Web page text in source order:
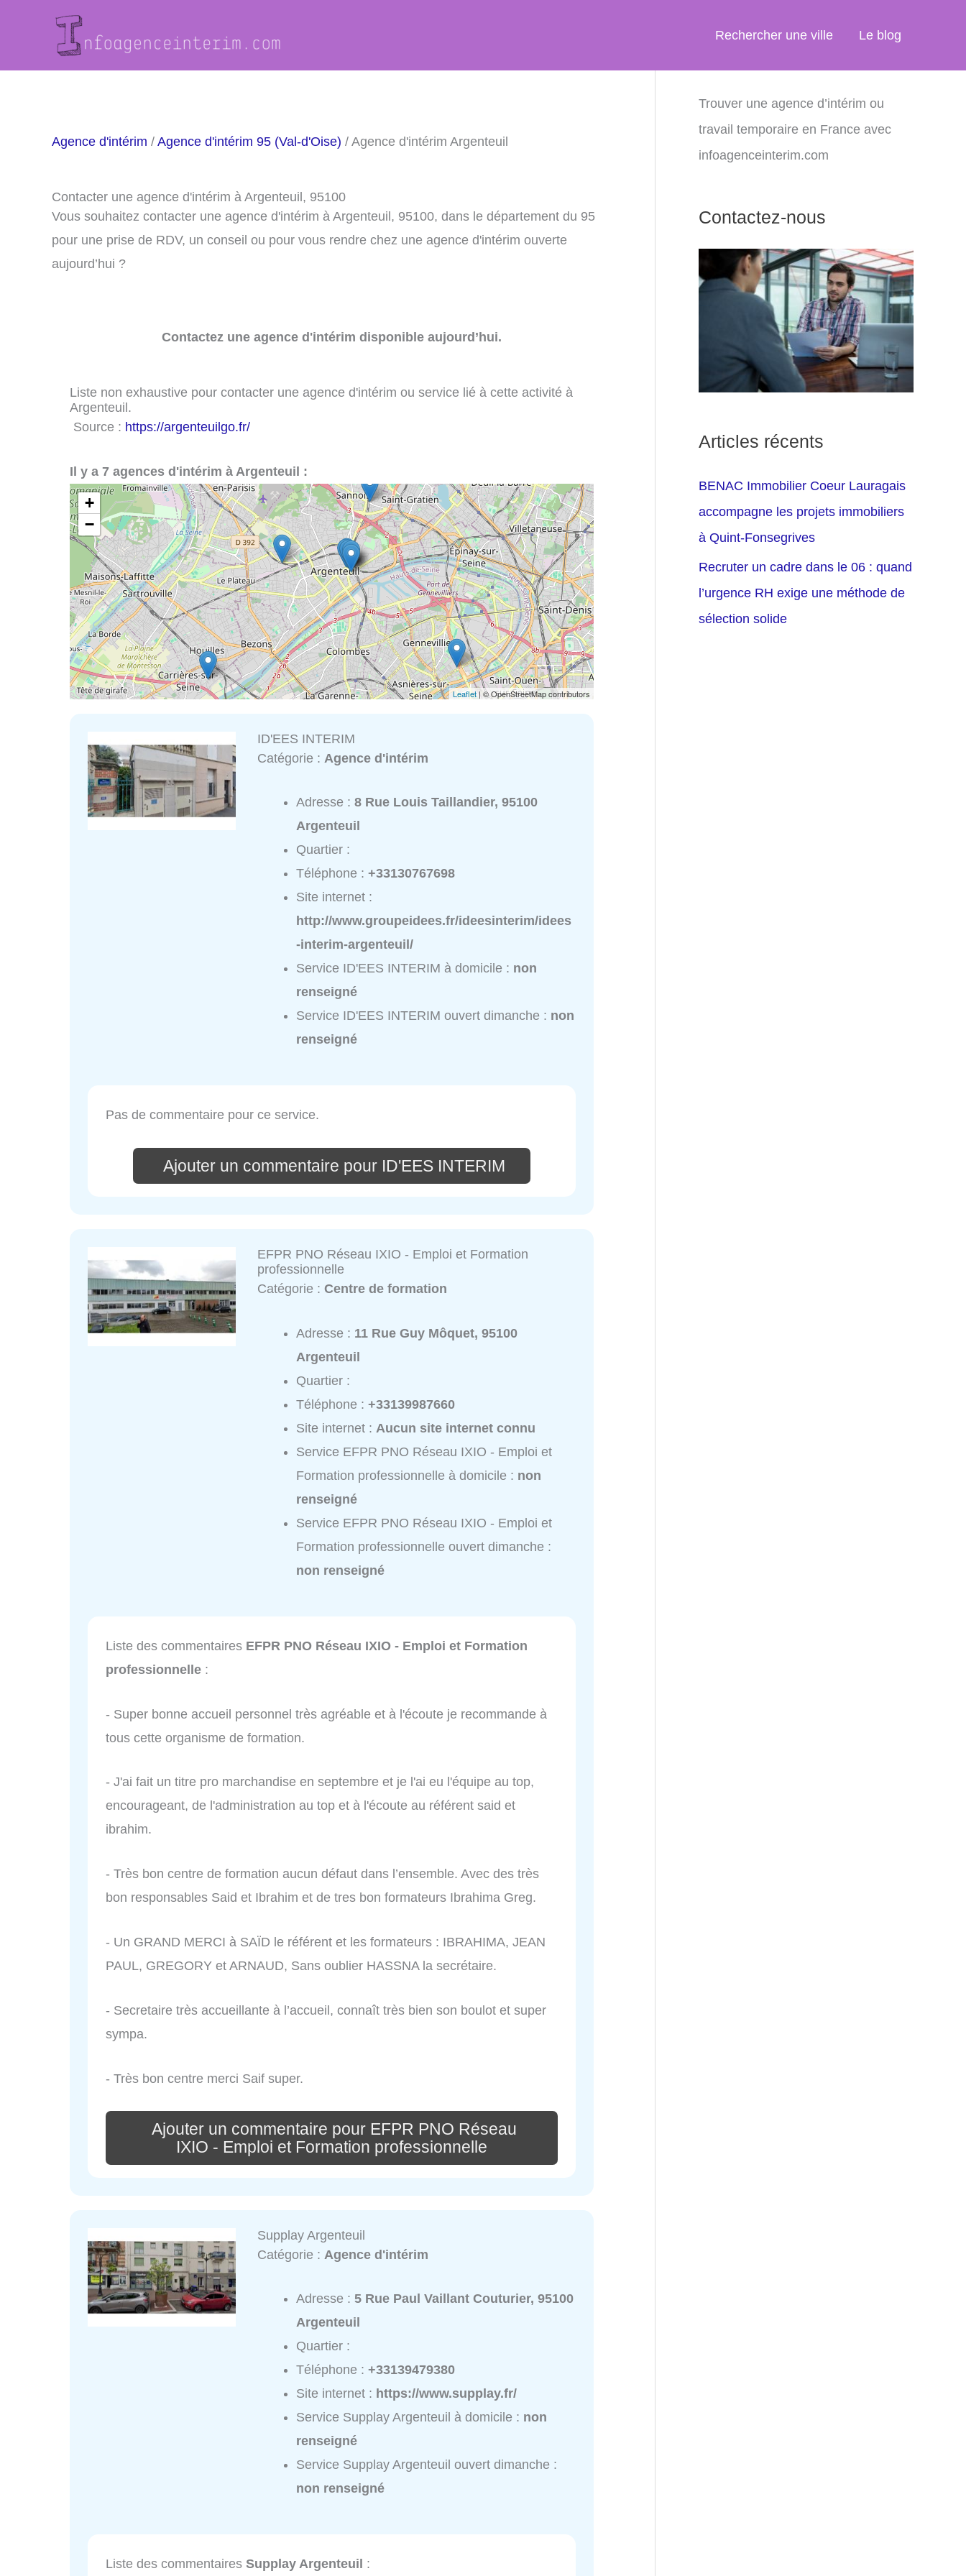
Rechercher une ville Le blog
Agence d'intérim / Agence d'intérim 95 (Val-d'Oise) / Agence d'intérim Argenteuil
Contacter une agence d'intérim à Argenteuil, 95100
Vous souhaitez contacter une agence d'intérim à Argenteuil, 95100, dans le département du 95
pour une prise de RDV, un conseil ou pour vous rendre chez une agence d'intérim ouverte
aujourd’hui ?
Contactez une agence d'intérim disponible aujourd’hui.
Liste non exhaustive pour contacter une agence d'intérim ou service lié à cette activité à
Argenteuil.
Source : https://argenteuilgo.fr/
Il y a 7 agences d'intérim à Argenteuil :
+
−
Leaflet | © OpenStreetMap contributors
ID'EES INTERIM
Catégorie : Agence d'intérim
Adresse :8 Rue Louis Taillandier, 95100
Argenteuil
Quartier :
Téléphone :+33130767698
Site internet :
http://www.groupeidees.fr/ideesinterim/idees
-interim-argenteuil/
Service ID'EES INTERIM à domicile : non
renseigné
Service ID'EES INTERIM ouvert dimanche : non
renseigné
Pas de commentaire pour ce service.
Ajouter un commentaire pour ID'EES INTERIM
EFPR PNO Réseau IXIO - Emploi et Formation
professionnelle
Catégorie :Centre de formation
Adresse : 11 Rue Guy Môquet, 95100
Argenteuil
Quartier :
Téléphone :+33139987660
Site internet : Aucun site internet connu
Service EFPR PNO Réseau IXIO - Emploi et
Formation professionnelle à domicile : non
renseigné
Service EFPR PNO Réseau IXIO - Emploi et
Formation professionnelle ouvert dimanche :
non renseigné
Liste des commentaires EFPR PNO Réseau IXIO - Emploi et Formation
professionnelle :
- Super bonne accueil personnel très agréable et à l'écoute je recommande à
tous cette organisme de formation.
- J'ai fait un titre pro marchandise en septembre et je l'ai eu l'équipe au top,
encourageant, de l'administration au top et à l'écoute au référent said et
ibrahim.
- Très bon centre de formation aucun défaut dans l’ensemble. Avec des très
bon responsables Said et Ibrahim et de tres bon formateurs Ibrahima Greg.
- Un GRAND MERCI à SAÏD le référent et les formateurs : IBRAHIMA, JEAN
PAUL, GREGORY et ARNAUD, Sans oublier HASSNA la secrétaire.
- Secretaire très accueillante à l’accueil, connaît très bien son boulot et super
sympa.
- Très bon centre merci Saif super.
Ajouter un commentaire pour EFPR PNO Réseau
IXIO - Emploi et Formation professionnelle
Supplay Argenteuil
Catégorie : Agence d'intérim
Adresse :5 Rue Paul Vaillant Couturier, 95100
Argenteuil
Quartier :
Téléphone :+33139479380
Site internet : https://www.supplay.fr/
Service Supplay Argenteuil à domicile : non
renseigné
Service Supplay Argenteuil ouvert dimanche :
non renseigné
Liste des commentaires Supplay Argenteuil :
Trouver une agence d’intérim ou
travail temporaire en France avec
infoagenceinterim.com
Contactez-nous
Articles récents
BENAC Immobilier Coeur Lauragais
accompagne les projets immobiliers
à Quint-Fonsegrives
Recruter un cadre dans le 06 : quand
l’urgence RH exige une méthode de
sélection solide